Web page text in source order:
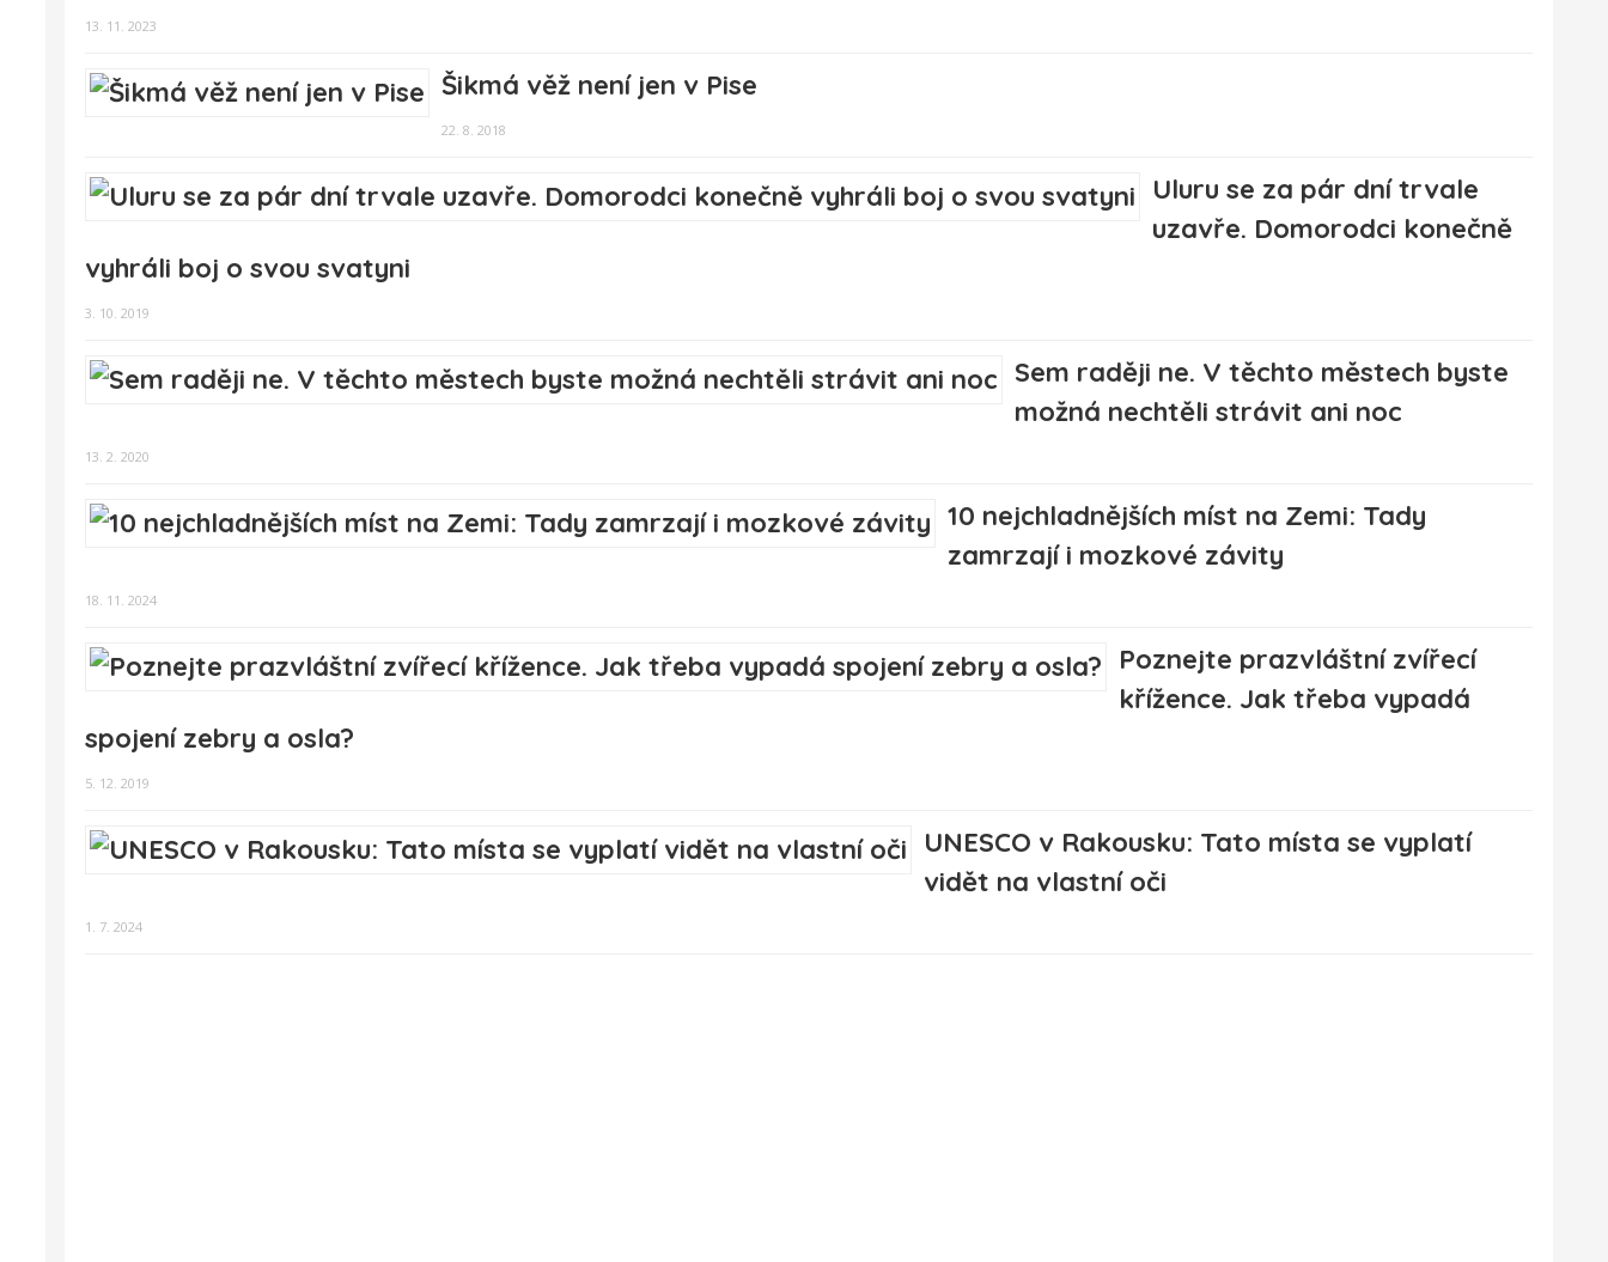
13. 11. 2023
Šikmá věž není jen v Pise
22. 8. 2018
Uluru se za pár dní trvale
uzavře. Domorodci konečně
vyhráli boj o svou svatyni
3. 10. 2019
Sem raději ne. V těchto městech byste
možná nechtěli strávit ani noc
13. 2. 2020
10 nejchladnějších míst na Zemi: Tady
zamrzají i mozkové závity
18. 11. 2024
Poznejte prazvláštní zvířecí
křížence. Jak třeba vypadá
spojení zebry a osla?
5. 12. 2019
UNESCO v Rakousku: Tato místa se vyplatí
vidět na vlastní oči
1. 7. 2024